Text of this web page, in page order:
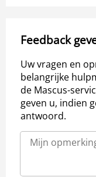
Feedback
Uw vragen en
belangrijke
de Mascus-
geven u, indien
antwoord.